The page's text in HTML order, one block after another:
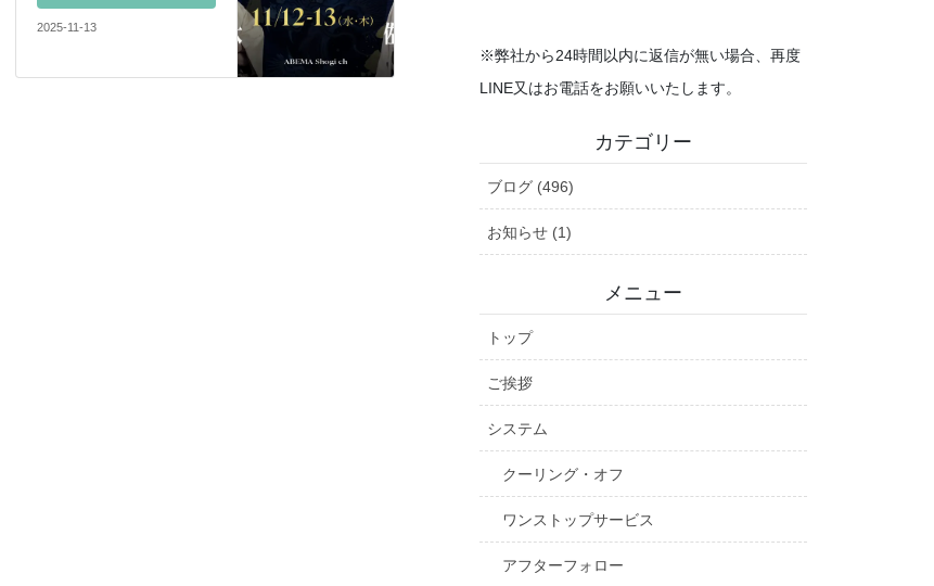
2025-11-13
※弊社から24時間以内に返信が無い場合、再度
LINE又はお電話をお願いいたします。
カテゴリー
ブログ (496)
お知らせ (1)
メニュー
トップ
ご挨拶
システム
クーリング・オフ
ワンストップサービス
アフターフォロー